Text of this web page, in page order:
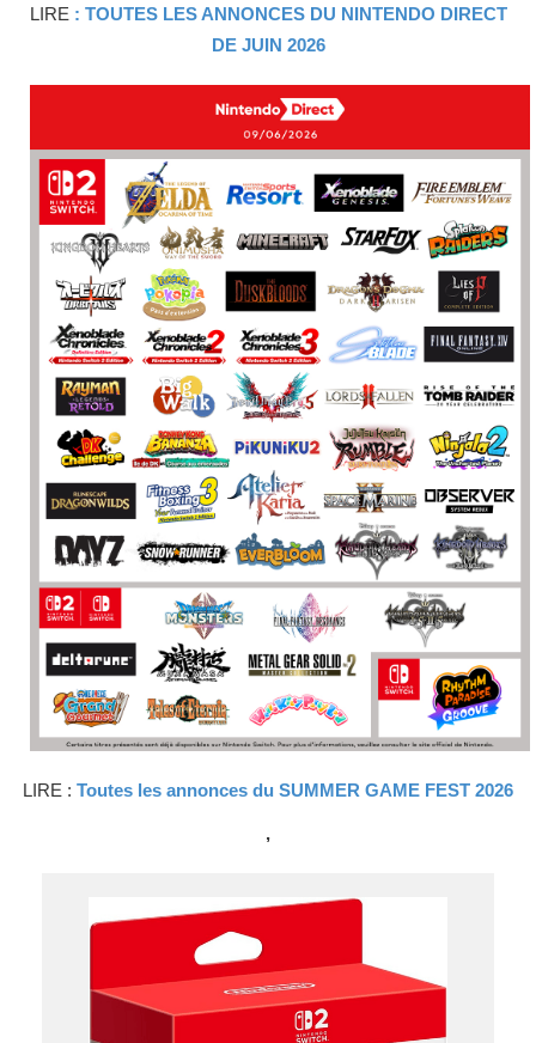
LIRE : TOUTES LES ANNONCES DU NINTENDO DIRECT
DE JUIN 2026
LIRE : Toutes les annonces du SUMMER GAME FEST 2026
,